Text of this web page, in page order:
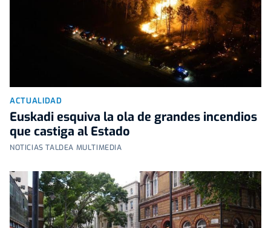
ACTUALIDAD
Euskadi esquiva la ola de grandes incendios
que castiga al Estado
NOTICIAS TALDEA MULTIMEDIA